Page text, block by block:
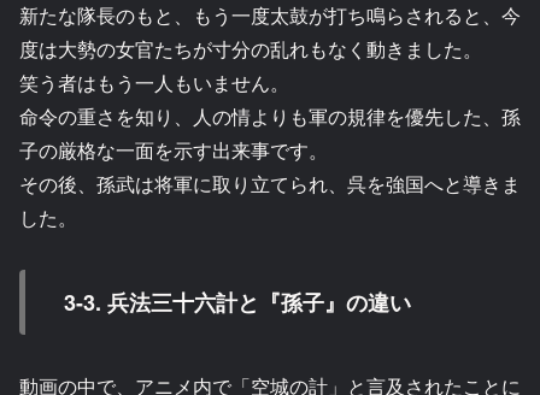
新たな隊長のもと、もう一度太鼓が打ち鳴らされると、今
度は大勢の女官たちが寸分の乱れもなく動きました。
笑う者はもう一人もいません。
命令の重さを知り、人の情よりも軍の規律を優先した、孫
子の厳格な一面を示す出来事です。
その後、孫武は将軍に取り立てられ、呉を強国へと導きま
した。
3-3. 兵法三十六計と『孫子』の違い
動画の中で、アニメ内で「空城の計」と言及されたことに